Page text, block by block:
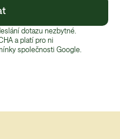
dotazu nezbytné.
a platí pro ni
společnosti Google.